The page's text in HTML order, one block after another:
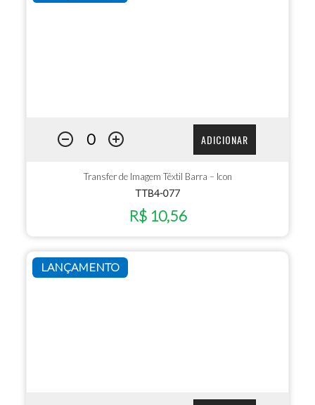
ADICIONAR
Transfer de Imagem Têxtil Barra – Icon
TTB4-077
R$ 10,56
LANÇAMENTO